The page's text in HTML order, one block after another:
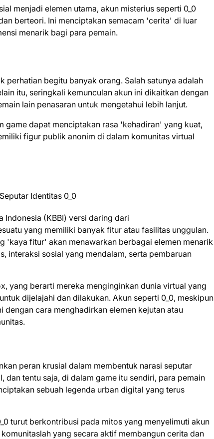
menjadi elemen utama, akun misterius seperti 0_0
berteori. Ini menciptakan semacam 'cerita' di luar
menarik bagi para pemain.
perhatian begitu banyak orang. Salah satunya adalah
itu, seringkali kemunculan akun ini dikaitkan dengan
lain penasaran untuk mengetahui lebih lanjut.
game dapat menciptakan rasa 'kehadiran' yang kuat,
figur publik anonim di dalam komunitas virtual
Indonesia (KBBI) versi daring dari
yang memiliki banyak fitur atau fasilitas unggulan.
'kaya fitur' akan menawarkan berbagai elemen menarik
interaksi sosial yang mendalam, serta pembaruan
yang berarti mereka menginginkan dunia virtual yang
dijelajahi dan dilakukan. Akun seperti 0_0, meskipun
cara menghadirkan elemen kejutan atau
peran krusial dalam membentuk narasi seputar
dan tentu saja, di dalam game itu sendiri, para pemain
sebuah legenda urban digital yang terus
turut berkontribusi pada mitos yang menyelimuti akun
yang secara aktif membangun cerita dan